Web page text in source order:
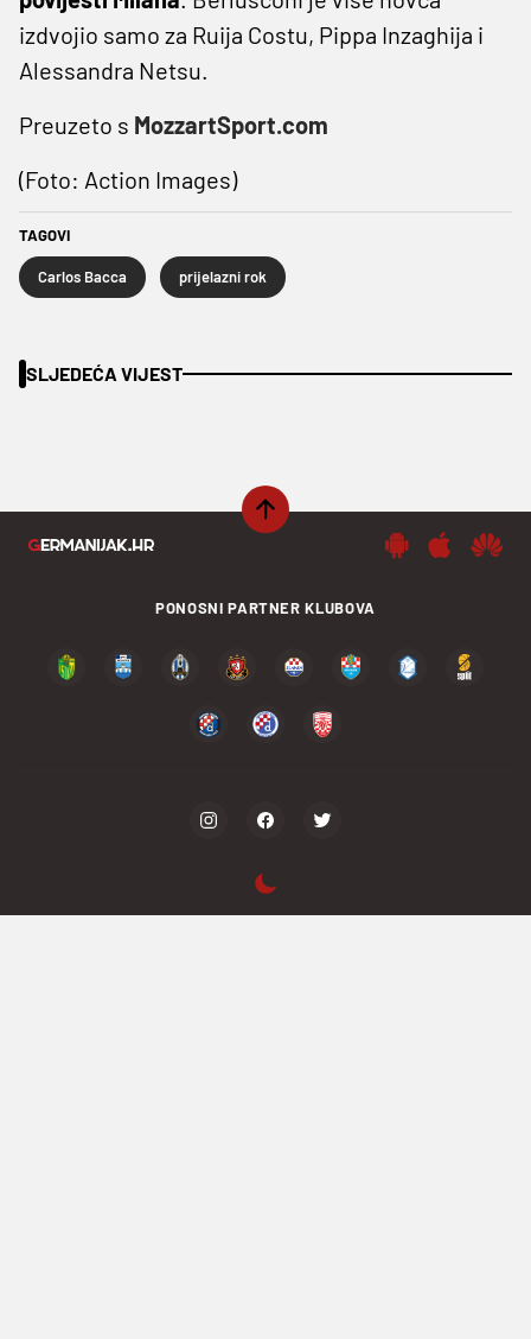
izdvojio samo za Ruija Costu, Pippa Inzaghija i
Alessandra Netsu.
Preuzeto s MozzartSport.com
(Foto: Action Images)
TAGOVI
Carlos Bacca prijelazni rok
SLJEDEĆA VIJEST
PONOSNI PARTNER KLUBOVA